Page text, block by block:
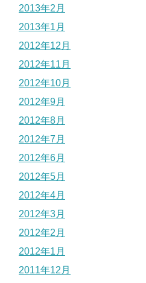
2013年2月
2013年1月
2012年12月
2012年11月
2012年10月
2012年9月
2012年8月
2012年7月
2012年6月
2012年5月
2012年4月
2012年3月
2012年2月
2012年1月
2011年12月